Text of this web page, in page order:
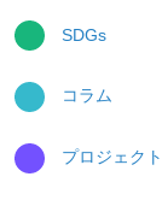
SDGs
コラム
プロジェクト